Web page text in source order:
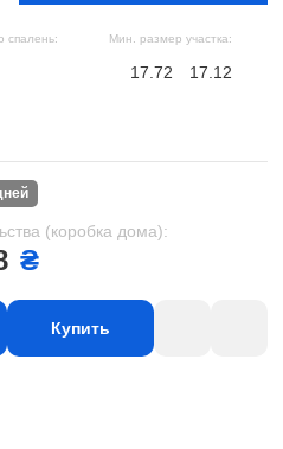
спалень: Мин. размер участка:
17.72 17.12
(коробка дома):
₴
Купить